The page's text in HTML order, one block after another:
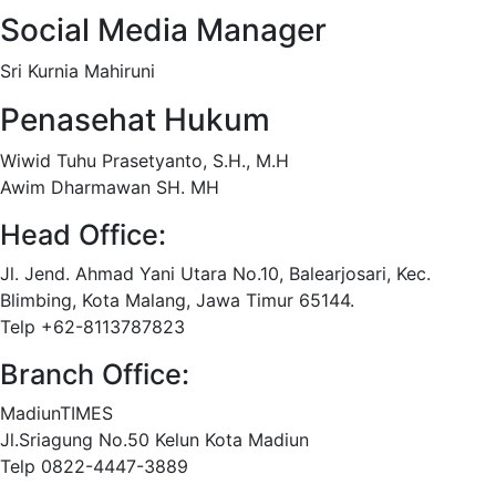
Social Media Manager
Sri Kurnia Mahiruni
Penasehat Hukum
Wiwid Tuhu Prasetyanto, S.H., M.H
Awim Dharmawan SH. MH
Head Office:
Jl. Jend. Ahmad Yani Utara No.10, Balearjosari, Kec.
Blimbing, Kota Malang, Jawa Timur 65144.
Telp +62-8113787823
Branch Office:
MadiunTIMES
Jl.Sriagung No.50 Kelun Kota Madiun
Telp 0822-4447-3889